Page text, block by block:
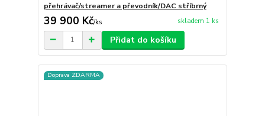
přehrávač/streamer a převodník/DAC stříbrný
39 900 Kč/ks skladem 1 ks
Přidat do košíku
Doprava ZDARMA